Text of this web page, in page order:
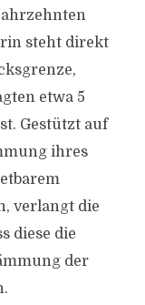
steht direkt
etwa 5
Gestützt auf
ihres
verlangt die
diese die
der